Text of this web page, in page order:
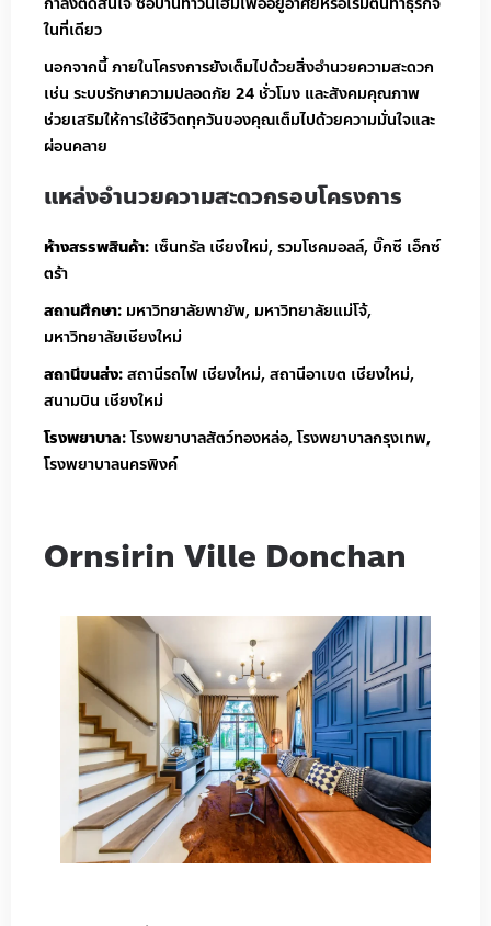
ในที่เดียว
นอกจากนี้ ภายในโครงการยังเต็มไปด้วยสิ่งอำนวยความสะดวก
เช่น ระบบรักษาความปลอดภัย 24 ชั่วโมง และสังคมคุณภาพ
ช่วยเสริมให้การใช้ชีวิตทุกวันของคุณเต็มไปด้วยความมั่นใจและ
ผ่อนคลาย
แหล่งอำนวยความสะดวกรอบโครงการ
ห้างสรรพสินค้า: เซ็นทรัล เชียงใหม่, รวมโชคมอลล์, บิ๊กซี เอ็กซ์
ตร้า
สถานศึกษา: มหาวิทยาลัยพายัพ, มหาวิทยาลัยแม่โจ้,
มหาวิทยาลัยเชียงใหม่
สถานีขนส่ง:สถานีรถไฟ เชียงใหม่, สถานีอาเขต เชียงใหม่,
สนามบิน เชียงใหม่
โรงพยาบาล:โรงพยาบาลสัตว์ทองหล่อ, โรงพยาบาลกรุงเทพ,
โรงพยาบาลนครพิงค์
Ornsirin Ville Donchan